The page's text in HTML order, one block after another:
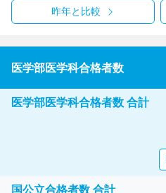
昨年と比較
医学部医学科合格者数
医学部医学科合格者数 合計
国公立合格者数 合計